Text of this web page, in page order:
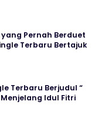
Pernah Berduet
Terbaru Bertajuk
Terbaru Berjudul “
Idul Fitri